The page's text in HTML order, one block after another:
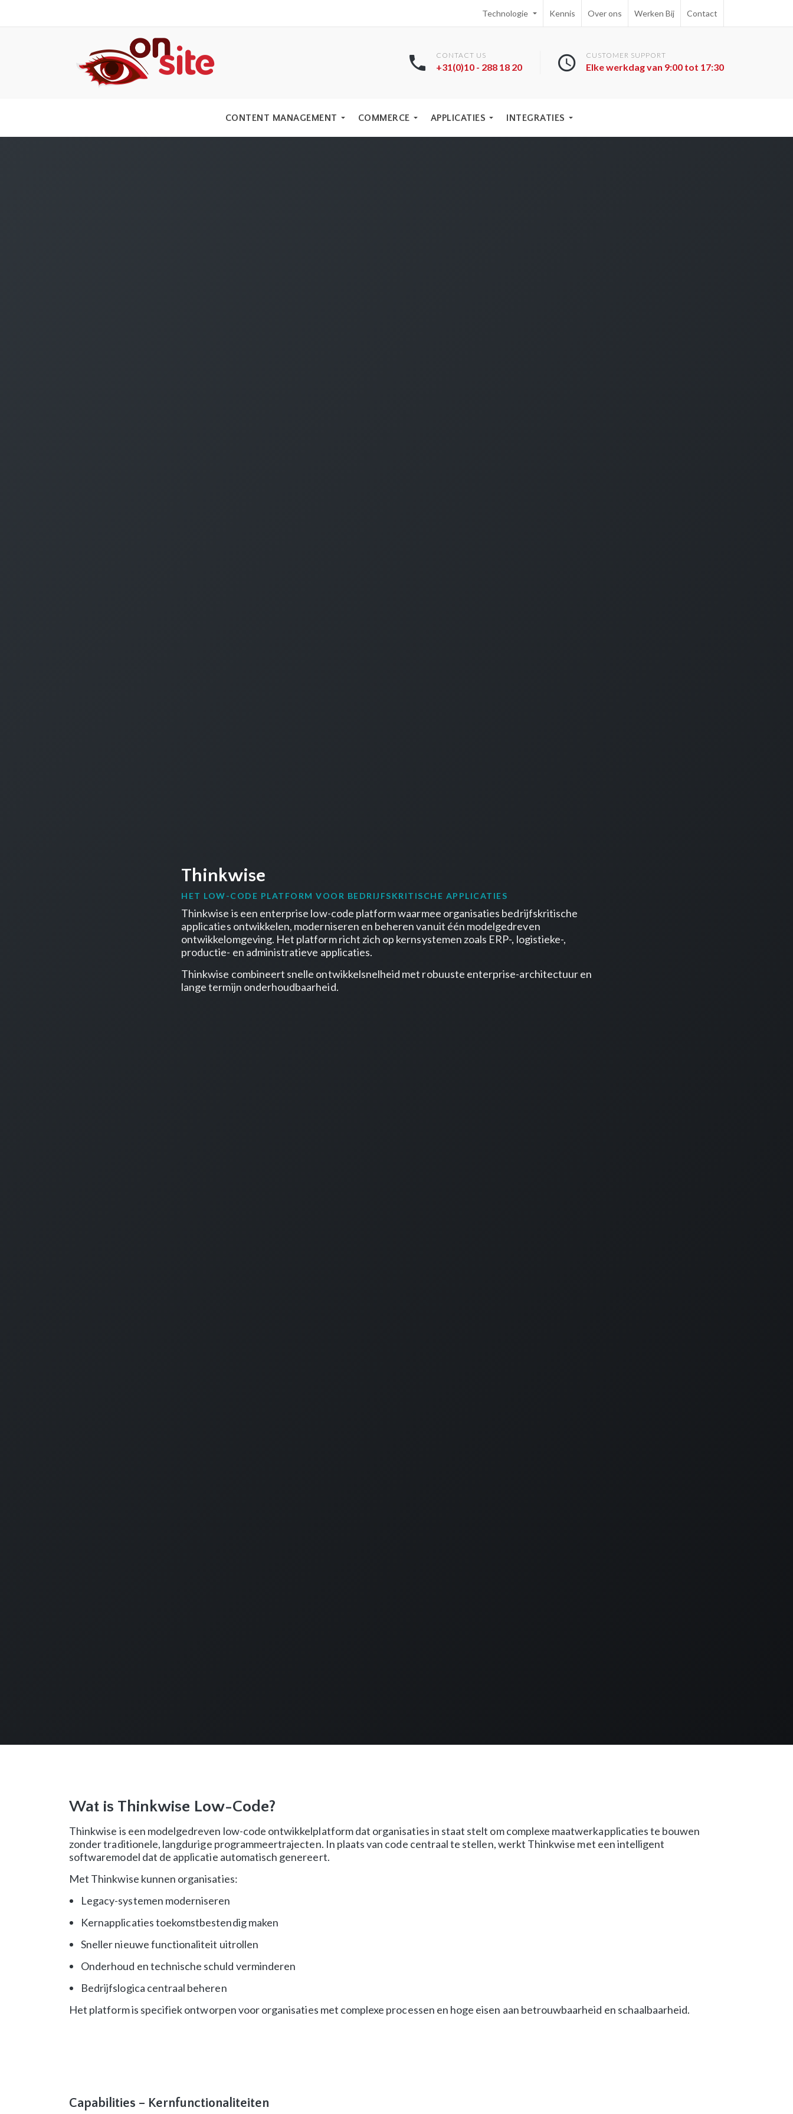
Technologie Kennis Over ons Werken Bij Contact
CONTACT US
+31(0)10 - 288 18 20
CUSTOMER SUPPORT
Elke werkdag van 9:00 tot 17:30
CONTENT MANAGEMENT COMMERCE APPLICATIES INTEGRATIES
Thinkwise
HET LOW-CODE PLATFORM VOOR BEDRIJFSKRITISCHE APPLICATIES
Thinkwise is een enterprise low-code platform waarmee organisaties bedrijfskritische
applicaties ontwikkelen, moderniseren en beheren vanuit één modelgedreven
ontwikkelomgeving. Het platform richt zich op kernsystemen zoals ERP-, logistieke-,
productie- en administratieve applicaties.
Thinkwise combineert snelle ontwikkelsnelheid met robuuste enterprise-architectuur en
lange termijn onderhoudbaarheid.
Wat is Thinkwise Low-Code?
Thinkwise is een modelgedreven low-code ontwikkelplatform dat organisaties in staat stelt om complexe maatwerkapplicaties te bouwen
zonder traditionele, langdurige programmeertrajecten. In plaats van code centraal te stellen, werkt Thinkwise met een intelligent
softwaremodel dat de applicatie automatisch genereert.
Met Thinkwise kunnen organisaties:
Legacy-systemen moderniseren
Kernapplicaties toekomstbestendig maken
Sneller nieuwe functionaliteit uitrollen
Onderhoud en technische schuld verminderen
Bedrijfslogica centraal beheren
Het platform is specifiek ontworpen voor organisaties met complexe processen en hoge eisen aan betrouwbaarheid en schaalbaarheid.
Capabilities – Kernfunctionaliteiten